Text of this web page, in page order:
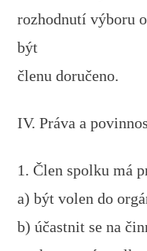
rozhodnutí výboru
být
členu doručeno.
IV. Práva a
1. Člen spolku má
a) být volen do
b) účastnit se na